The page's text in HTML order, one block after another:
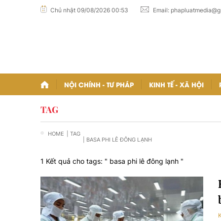
Chủ nhật 09/08/2026 00:53 Email:
NỘI CHÍNH - TƯ PHÁP KINH TẾ - XÃ HỘI
TAG
HOME
| TAG
| BASA PHI LÊ ĐÔNG LẠNH
1 Kết quả cho tags: " basa phi lê đông lạnh "